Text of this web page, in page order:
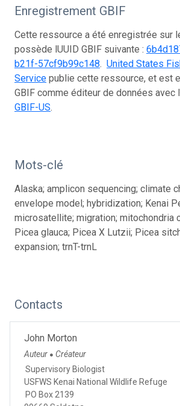
Enregistrement GBIF
Cette ressource a été enregistrée sur
possède lUUID GBIF suivante :
b21f-57cf9b99c148. United States
Service publie cette ressource, et est
GBIF comme éditeur de données avec
GBIF-US.
Mots-clé
Alaska; amplicon sequencing; climate
envelope model; hybridization; Kenai
microsatellite; migration; mitochondria
Picea glauca; Picea X Lutzii; Picea
expansion; trnT-trnL
Contacts
John Morton
Auteur ● Créateur
Supervisory Biologist
USFWS Kenai National Wildlife Refuge
PO Box 2139